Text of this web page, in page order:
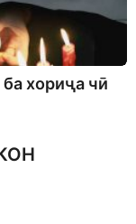
хориҷа чӣ